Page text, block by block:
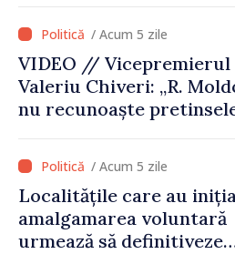
posibilul pentru a atenua
consecințele”
/ Acum 5 zile
VIDEO // Vicepremierul
Valeriu Chiveri: „R.
nu recunoaște
de structurile de la
în raioanele de est”
/ Acum 5 zile
Localitățile care au
amalgamarea voluntară
urmează să definitiveze